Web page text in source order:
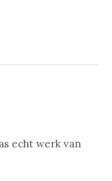
echt werk van